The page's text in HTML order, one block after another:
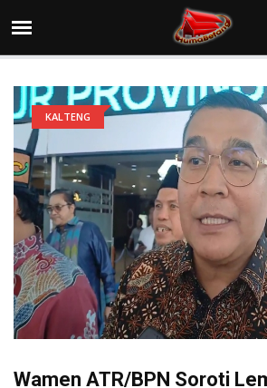
KALTENG
Wamen ATR/BPN Soroti